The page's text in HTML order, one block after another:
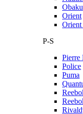
Obaku
Orient
Orient
P-S
Pierre
Police
Puma